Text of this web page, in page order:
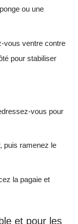
ou une
vous ventre contre
pour stabiliser
vous pour
puis ramenez le
la pagaie et
et pour les